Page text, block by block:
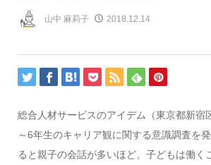
山中 麻莉子 2018.12.14
総合人材サービスのアイデム（東京都新宿
～6年生のキャリア観に関する意識調査を
ると親子の会話が多いほど、子どもは働く